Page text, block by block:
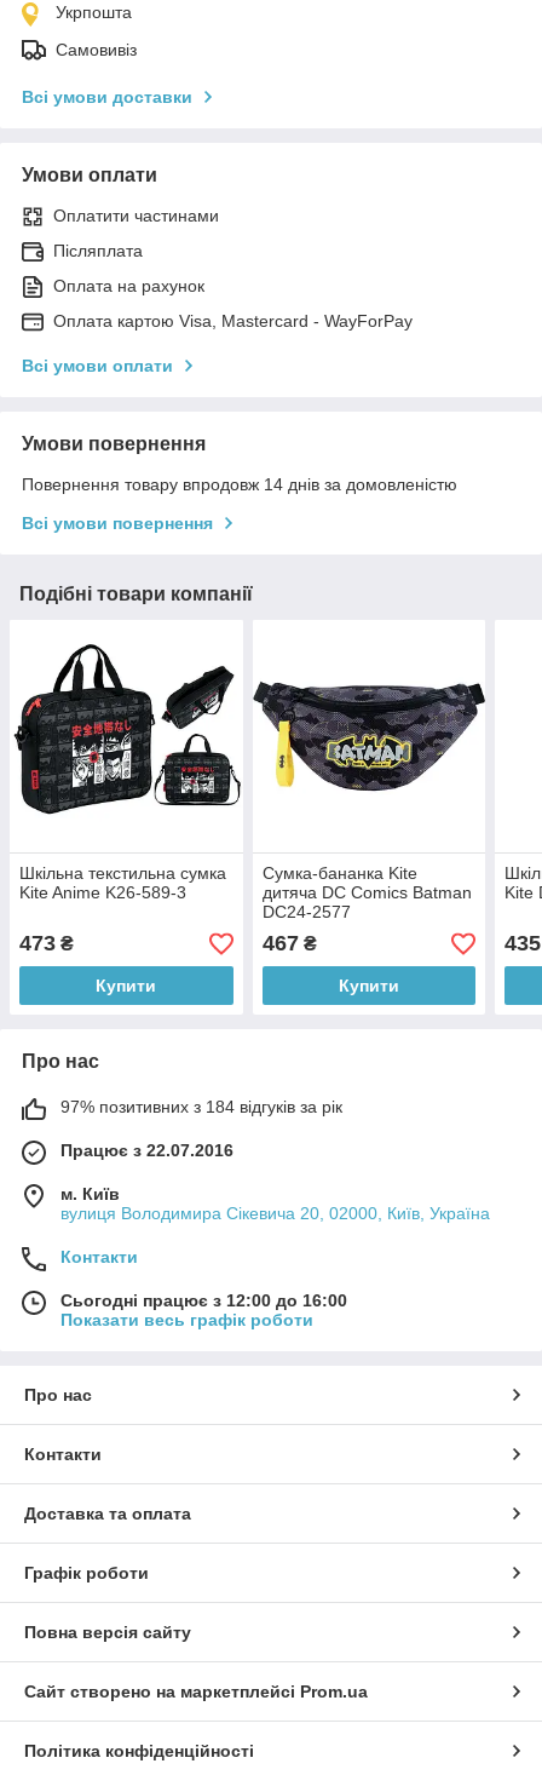
Укрпошта
Самовивіз
Всі умови доставки
Умови оплати
Оплатити частинами
Післяплата
Оплата на рахунок
Оплата картою Visa, Mastercard - WayForPay
Всі умови оплати
Умови повернення
Повернення товару впродовж 14 днів за домовленістю
Всі умови повернення
Подібні товари компанії
Шкільна текстильна сумка
Kite Anime K26-589-3
473 ₴
Купити
Сумка-бананка Kite
дитяча DC Comics Batman
DC24-2577
467₴
Купити
Kite
435
Про нас
97% позитивних з 184 відгуків за рік
Працює з 22.07.2016
м. Київ
вулиця Володимира Сікевича 20, 02000, Київ, Україна
Контакти
Сьогодні працює з 12:00 до 16:00
Показати весь графік роботи
Про нас
Контакти
Доставка та оплата
Графік роботи
Повна версія сайту
Сайт створено на маркетплейсі Prom.ua
Політика конфіденційності